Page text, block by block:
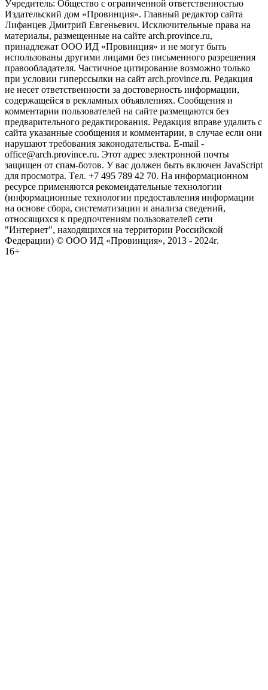
Учредитель: Общество с ограниченной ответственностью
Издательский дом «Провинция». Главный редактор сайта
Лифанцев Дмитрий Евгеньевич. Исключительные права на
материалы, размещенные на сайте arch.province.ru,
принадлежат ООО ИД «Провинция» и не могут быть
использованы другими лицами без письменного разрешения
правообладателя. Частичное цитирование возможно только
при условии гиперссылки на сайт arch.province.ru. Редакция
не несет ответственности за достоверность информации,
содержащейся в рекламных объявлениях. Сообщения и
комментарии пользователей на сайте размещаются без
предварительного редактирования. Редакция вправе удалить с
сайта указанные сообщения и комментарии, в случае если они
нарушают требования законодательства. E-mail -
office@arch.province.ru. Этот адрес электронной почты
защищен от спам-ботов. У вас должен быть включен JavaScript
для просмотра. Tел. +7 495 789 42 70. На информационном
ресурсе применяются рекомендательные технологии
(информационные технологии предоставления информации
на основе сбора, систематизации и анализа сведений,
относящихся к предпочтениям пользователей сети
"Интернет", находящихся на территории Российской
Федерации) © ООО ИД «Провинция», 2013 - 2024г.
16+